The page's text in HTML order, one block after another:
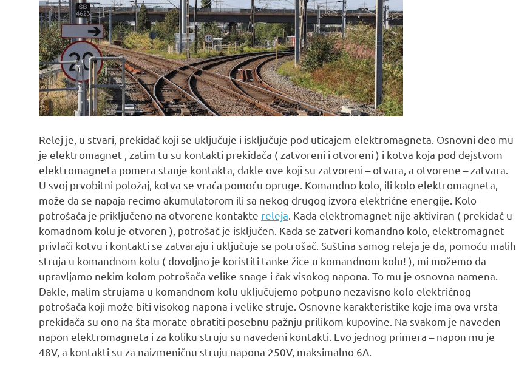
Relej je, u stvari, prekidač koji se uključuje i isključuje pod uticajem elektromagneta. Osnovni deo mu
je elektromagnet , zatim tu su kontakti prekidača ( zatvoreni i otvoreni ) i kotva koja pod dejstvom
elektromagneta pomera stanje kontakta, dakle ove koji su zatvoreni – otvara, a otvorene – zatvara.
U svoj prvobitni položaj, kotva se vraća pomoću opruge. Komandno kolo, ili kolo elektromagneta,
može da se napaja recimo akumulatorom ili sa nekog drugog izvora električne energije. Kolo
potrošača je priključeno na otvorene kontakte releja . Kada elektromagnet nije aktiviran ( prekidač u
komadnom kolu je otvoren ), potrošač je isključen. Kada se zatvori komandno kolo, elektromagnet
privlači kotvu i kontakti se zatvaraju i uključuje se potrošač. Suština samog releja je da, pomoću malih
struja u komandnom kolu ( dovoljno je koristiti tanke žice u komandnom kolu! ), mi možemo da
upravljamo nekim kolom potrošača velike snage i čak visokog napona. To mu je osnovna namena.
Dakle, malim strujama u komandnom kolu uključujemo potpuno nezavisno kolo električnog
potrošača koji može biti visokog napona i velike struje. Osnovne karakteristike koje ima ova vrsta
prekidača su ono na šta morate obratiti posebnu pažnju prilikom kupovine. Na svakom je naveden
napon elektromagneta i za koliku struju su navedeni kontakti. Evo jednog primera – napon mu je
48V, a kontakti su za naizmeničnu struju napona 250V, maksimalno 6A.